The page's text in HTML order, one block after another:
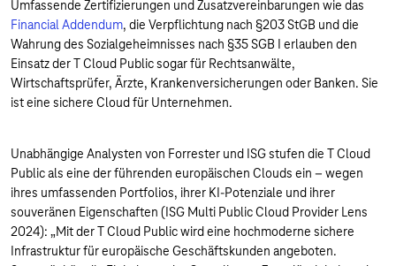
Umfassende Zertifizierungen und Zusatzvereinbarungen wie das
Financial Addendum, die Verpflichtung nach §203 StGB und die
Wahrung des Sozialgeheimnisses nach §35 SGB I erlauben den
Einsatz der T Cloud Public sogar für Rechtsanwälte,
Wirtschaftsprüfer, Ärzte, Krankenversicherungen oder Banken. Sie
ist eine sichere Cloud für Unternehmen.
Unabhängige Analysten von Forrester und ISG stufen die T Cloud
Public als eine der führenden europäischen Clouds ein – wegen
ihres umfassenden Portfolios, ihrer KI-Potenziale und ihrer
souveränen Eigenschaften (ISG Multi Public Cloud Provider Lens
2024): „Mit der T Cloud Public wird eine hochmoderne sichere
Infrastruktur für europäische Geschäftskunden angeboten.